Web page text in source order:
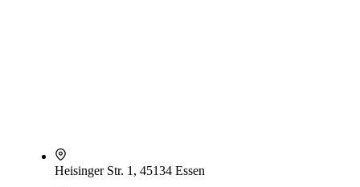
Heisinger Str. 1, 45134 Essen